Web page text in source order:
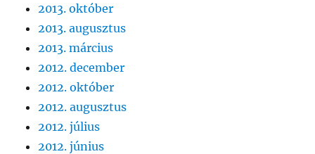
2013. október
2013. augusztus
2013. március
2012. december
2012. október
2012. augusztus
2012. július
2012. június